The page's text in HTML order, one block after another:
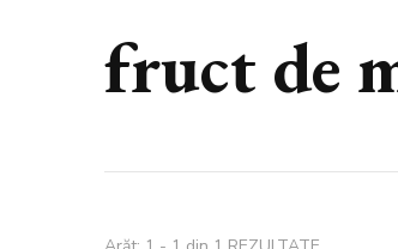
fruct de